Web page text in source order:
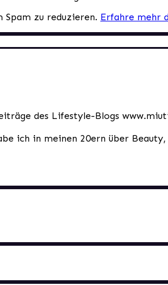
Spam zu reduzieren. Erfahre mehr
des Lifestyle-Blogs
ich in meinen 20ern über